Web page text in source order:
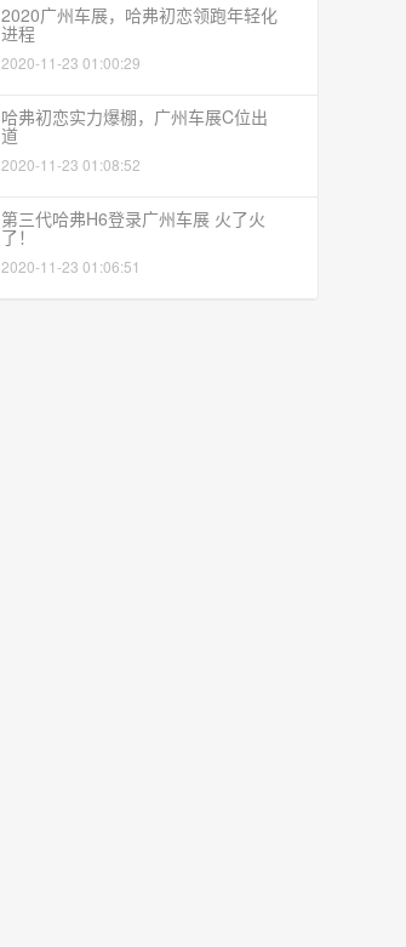
2020广州车展，哈弗初恋领跑年轻化
进程
2020-11-23 01:00:29
哈弗初恋实力爆棚，广州车展C位出
道
2020-11-23 01:08:52
第三代哈弗H6登录广州车展 火了火
了！
2020-11-23 01:06:51